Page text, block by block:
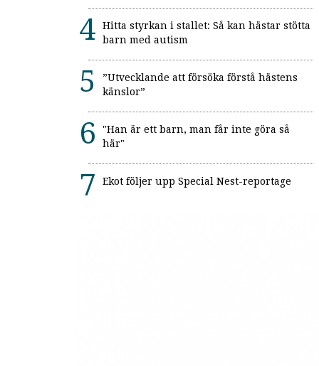
Hitta styrkan i stallet: Så kan hästar stötta
barn med autism
”Utvecklande att försöka förstå hästens
känslor”
"Han är ett barn, man får inte göra så
här"
Ekot följer upp Special Nest-reportage